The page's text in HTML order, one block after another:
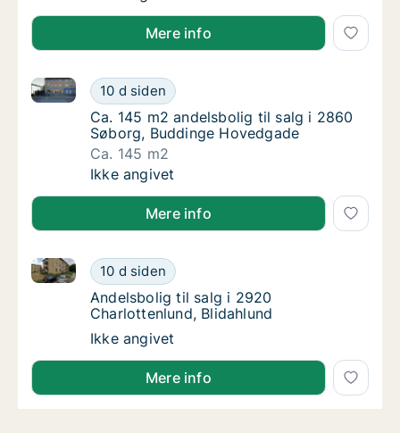
Mere info
Ca. 145 m2 andelsbolig til salg i 2860
10 d siden
Ca. 145 m2 andelsbolig til salg i 2860 Søborg,
Ca. 145 m2 andelsbolig til salg i 2860
Ca. 145 m2 andelsbolig til salg i 2860
Søborg, Buddinge Hovedgade
Ca. 145 m2
Ca. 145 m2 andelsbolig til salg i 2860
Ikke angivet
Mere info
Andelsbolig til salg i 2920 Charlottenlund,
10 d siden
Andelsbolig til salg i 2920 Charlottenlund, Blidahlund
Andelsbolig til salg i 2920 Charlottenlund,
Andelsbolig til salg i 2920
Charlottenlund, Blidahlund
Andelsbolig til salg i 2920 Charlottenlund,
Ikke angivet
Mere info